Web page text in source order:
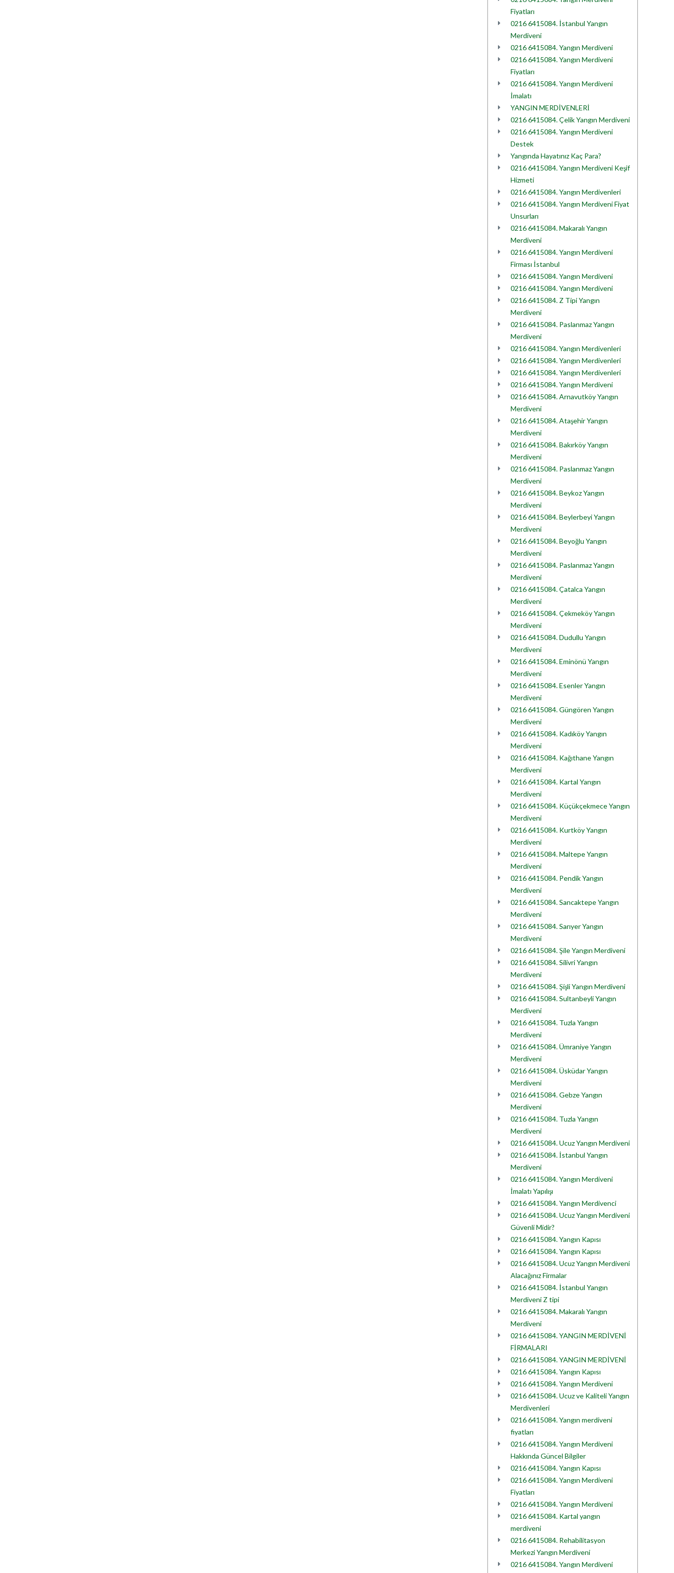
Fiyatları
0216 6415084. İstanbul Yangın
Merdiveni
0216 6415084. Yangın Merdiveni
0216 6415084. Yangın Merdiveni
Fiyatları
0216 6415084. Yangın Merdiveni
İmalatı
YANGIN MERDİVENLERİ
0216 6415084. Çelik Yangın Merdiveni
0216 6415084. Yangın Merdiveni
Destek
Yangında Hayatınız Kaç Para?
0216 6415084. Yangın Merdiveni Keşif
Hizmeti
0216 6415084. Yangın Merdivenleri
0216 6415084. Yangın Merdiveni Fiyat
Unsurları
0216 6415084. Makaralı Yangın
Merdiveni
0216 6415084. Yangın Merdiveni
Firması İstanbul
0216 6415084. Yangın Merdiveni
0216 6415084. Yangın Merdiveni
0216 6415084. Z Tipi Yangın
Merdiveni
0216 6415084. Paslanmaz Yangın
Merdiveni
0216 6415084. Yangın Merdivenleri
0216 6415084. Yangın Merdivenleri
0216 6415084. Yangın Merdivenleri
0216 6415084. Yangın Merdiveni
0216 6415084. Arnavutköy Yangın
Merdiveni
0216 6415084. Ataşehir Yangın
Merdiveni
0216 6415084. Bakırköy Yangın
Merdiveni
0216 6415084. Paslanmaz Yangın
Merdiveni
0216 6415084. Beykoz Yangın
Merdiveni
0216 6415084. Beylerbeyi Yangın
Merdiveni
0216 6415084. Beyoğlu Yangın
Merdiveni
0216 6415084. Paslanmaz Yangın
Merdiveni
0216 6415084. Çatalca Yangın
Merdiveni
0216 6415084. Çekmeköy Yangın
Merdiveni
0216 6415084. Dudullu Yangın
Merdiveni
0216 6415084. Eminönü Yangın
Merdiveni
0216 6415084. Esenler Yangın
Merdiveni
0216 6415084. Güngören Yangın
Merdiveni
0216 6415084. Kadıköy Yangın
Merdiveni
0216 6415084. Kağıthane Yangın
Merdiveni
0216 6415084. Kartal Yangın
Merdiveni
0216 6415084. Küçükçekmece Yangın
Merdiveni
0216 6415084. Kurtköy Yangın
Merdiveni
0216 6415084. Maltepe Yangın
Merdiveni
0216 6415084. Pendik Yangın
Merdiveni
0216 6415084. Sancaktepe Yangın
Merdiveni
0216 6415084. Sarıyer Yangın
Merdiveni
0216 6415084. Şile Yangın Merdiveni
0216 6415084. Silivri Yangın
Merdiveni
0216 6415084. Şişli Yangın Merdiveni
0216 6415084. Sultanbeyli Yangın
Merdiveni
0216 6415084. Tuzla Yangın
Merdiveni
0216 6415084. Ümraniye Yangın
Merdiveni
0216 6415084. Üsküdar Yangın
Merdiveni
0216 6415084. Gebze Yangın
Merdiveni
0216 6415084. Tuzla Yangın
Merdiveni
0216 6415084. Ucuz Yangın Merdiveni
0216 6415084. İstanbul Yangın
Merdiveni
0216 6415084. Yangın Merdiveni
İmalatı Yapılışı
0216 6415084. Yangın Merdivenci
0216 6415084. Ucuz Yangın Merdiveni
Güvenli Midir?
0216 6415084. Yangın Kapısı
0216 6415084. Yangın Kapısı
0216 6415084. Ucuz Yangın Merdiveni
Alacağınız Firmalar
0216 6415084. İstanbul Yangın
Merdiveni Z tipi
0216 6415084. Makaralı Yangın
Merdiveni
0216 6415084. YANGIN MERDİVENİ
FİRMALARI
0216 6415084. YANGIN MERDİVENİ
0216 6415084. Yangın Kapısı
0216 6415084. Yangın Merdiveni
0216 6415084. Ucuz ve Kaliteli Yangın
Merdivenleri
0216 6415084. Yangın merdiveni
fiyatları
0216 6415084. Yangın Merdiveni
Hakkında Güncel Bilgiler
0216 6415084. Yangın Kapısı
0216 6415084. Yangın Merdiveni
Fiyatları
0216 6415084. Yangın Merdiveni
0216 6415084. Kartal yangın
merdiveni
0216 6415084. Rehabilitasyon
Merkezi Yangın Merdiveni
0216 6415084. Yangın Merdiveni